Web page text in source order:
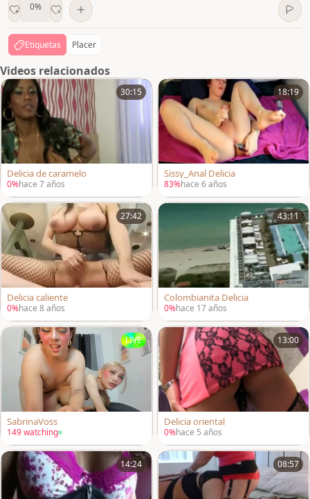
0%
Etiquetas Placer
Videos relacionados
30:15
Delicia de caramelo
0%hace 7 años
18:19
Sissy_Anal Delicia
83%hace 6 años
27:42
Delicia caliente
0%hace 8 años
43:11
Colombianita Delicia
0%hace 17 años
LIVE
SabrinaVoss
149 watching
13:00
Delicia oriental
0%hace 5 años
14:24 08:57